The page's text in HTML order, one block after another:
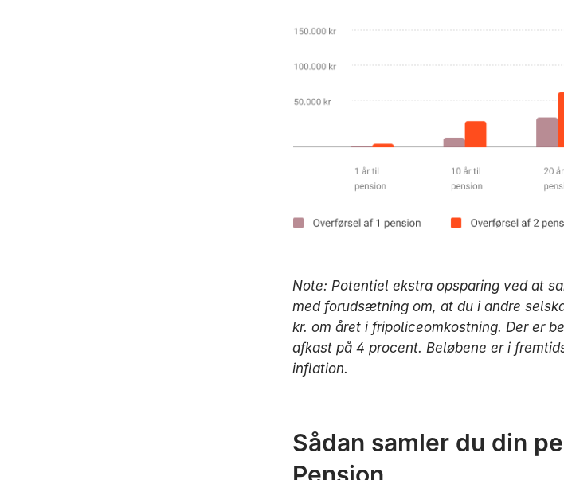
Note: Potentiel ekstra opsparing ved at
med forudsætning om, at du i andre
kr. om året i fripoliceomkostning. Der er
afkast på 4 procent. Beløbene er i
inflation.
Sådan samler du din